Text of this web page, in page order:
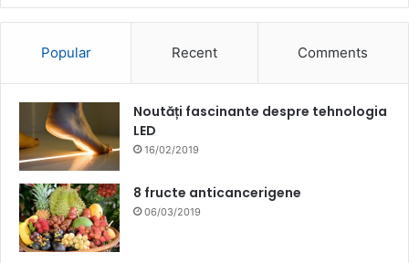
Popular Recent Comments
Noutăți fascinante despre tehnologia
LED
16/02/2019
8 fructe anticancerigene
06/03/2019